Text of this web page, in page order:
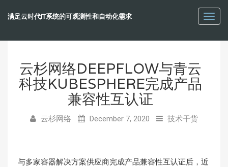
满足云时代IT系统的可观测性和自动化需求
云杉网络DEEPFLOW与青云
科技KUBESPHERE完成产品
兼容性互认证
云杉网络 December 7, 2020 技术干货
与多家容器解决方案供应商完成产品兼容性互认证后，近